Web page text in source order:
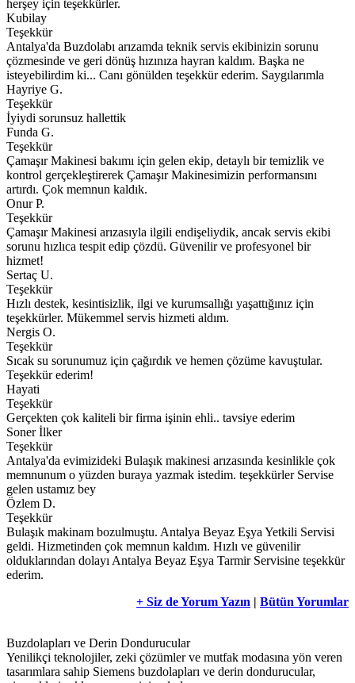
herşey için teşekkürler.
Kubilay
Teşekkür
Antalya'da Buzdolabı arızamda teknik servis ekibinizin sorunu
çözmesinde ve geri dönüş hızınıza hayran kaldım. Başka ne
isteyebilirdim ki... Canı gönülden teşekkür ederim. Saygılarımla
Hayriye G.
Teşekkür
İyiydi sorunsuz hallettik
Funda G.
Teşekkür
Çamaşır Makinesi bakımı için gelen ekip, detaylı bir temizlik ve
kontrol gerçekleştirerek Çamaşır Makinesimizin performansını
artırdı. Çok memnun kaldık.
Onur P.
Teşekkür
Çamaşır Makinesi arızasıyla ilgili endişeliydik, ancak servis ekibi
sorunu hızlıca tespit edip çözdü. Güvenilir ve profesyonel bir
hizmet!
Sertaç U.
Teşekkür
Hızlı destek, kesintisizlik, ilgi ve kurumsallığı yaşattığınız için
teşekkürler. Mükemmel servis hizmeti aldım.
Nergis O.
Teşekkür
Sıcak su sorunumuz için çağırdık ve hemen çözüme kavuştular.
Teşekkür ederim!
Hayati
Teşekkür
Gerçekten çok kaliteli bir firma işinin ehli.. tavsiye ederim
Soner İlker
Teşekkür
Antalya'da evimizideki Bulaşık makinesi arızasında kesinlikle çok
memnunum o yüzden buraya yazmak istedim. teşekkürler Servise
gelen ustamız bey
Özlem D.
Teşekkür
Bulaşık makinam bozulmuştu. Antalya Beyaz Eşya Yetkili Servisi
geldi. Hizmetinden çok memnun kaldım. Hızlı ve güvenilir
olduklarından dolayı Antalya Beyaz Eşya Tarmir Servisine teşekkür
ederim.
+ Siz de Yorum Yazın | Bütün Yorumlar
Buzdolapları ve Derin Dondurucular
Yenilikçi teknolojiler, zeki çözümler ve mutfak modasına yön veren
tasarımlara sahip Siemens buzdolapları ve derin dondurucular,